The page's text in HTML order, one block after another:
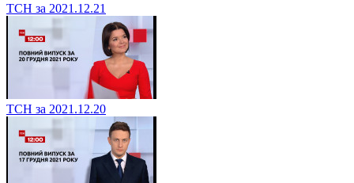
ТСН за 2021.12.21
ТСН за 2021.12.20